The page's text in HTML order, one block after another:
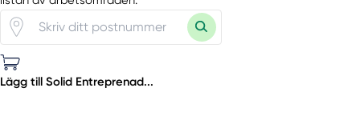
Lägg till Solid Entreprenad...